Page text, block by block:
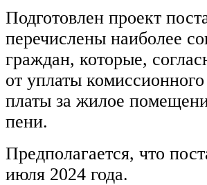
Подготовлен проект
перечислены наиболее
граждан, которые,
от уплаты
платы за жилое
пени.
Предполагается, что
июля 2024 года.